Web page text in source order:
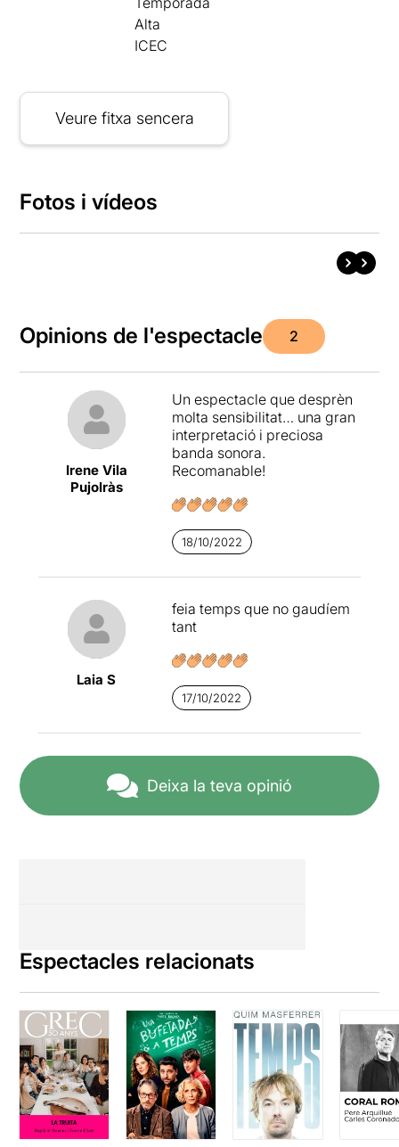
Alta
ICEC
Veure fitxa sencera
Fotos i vídeos
Opinions de l'espectacle 2
Irene Vila
Pujolràs
Un espectacle que desprèn
molta sensibilitat… una gran
interpretació i preciosa
banda sonora.
Recomanable!
18/10/2022
Laia S
feia temps que no gaudíem
tant
17/10/2022
Deixa la teva opinió
Espectacles relacionats